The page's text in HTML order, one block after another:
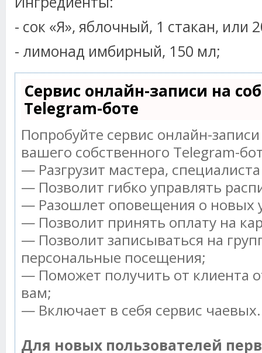
- сок «Я», яблочный, 1 стакан, или
- лимонад имбирный, 150 мл;
Сервис онлайн-записи на
Telegram-боте
Попробуйте сервис онлайн-
вашего собственного Telegram-
— Разгрузит мастера,
— Позволит гибко управлять
— Разошлет оповещения о новых
— Позволит принять оплату на
— Позволит записываться на
персональные посещения;
— Поможет получить от клиента
вам;
— Включает в себя сервис чаевых.
Для новых пользователей